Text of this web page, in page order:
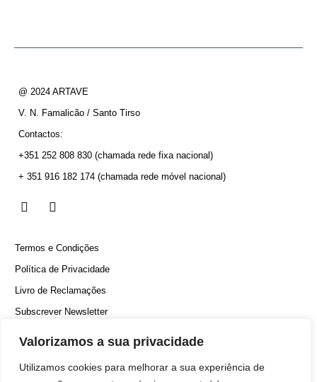
Valorizamos a sua privacidade
Utilizamos cookies para melhorar a sua experiência de
@ 2024 ARTAVE
V. N. Famalicão / Santo Tirso
Contactos:
+351 252 808 830 (chamada rede fixa nacional)
+ 351 916 182 174 (chamada rede móvel nacional)
Termos e Condições
Política de Privacidade
Livro de Reclamações
Subscrever Newsletter